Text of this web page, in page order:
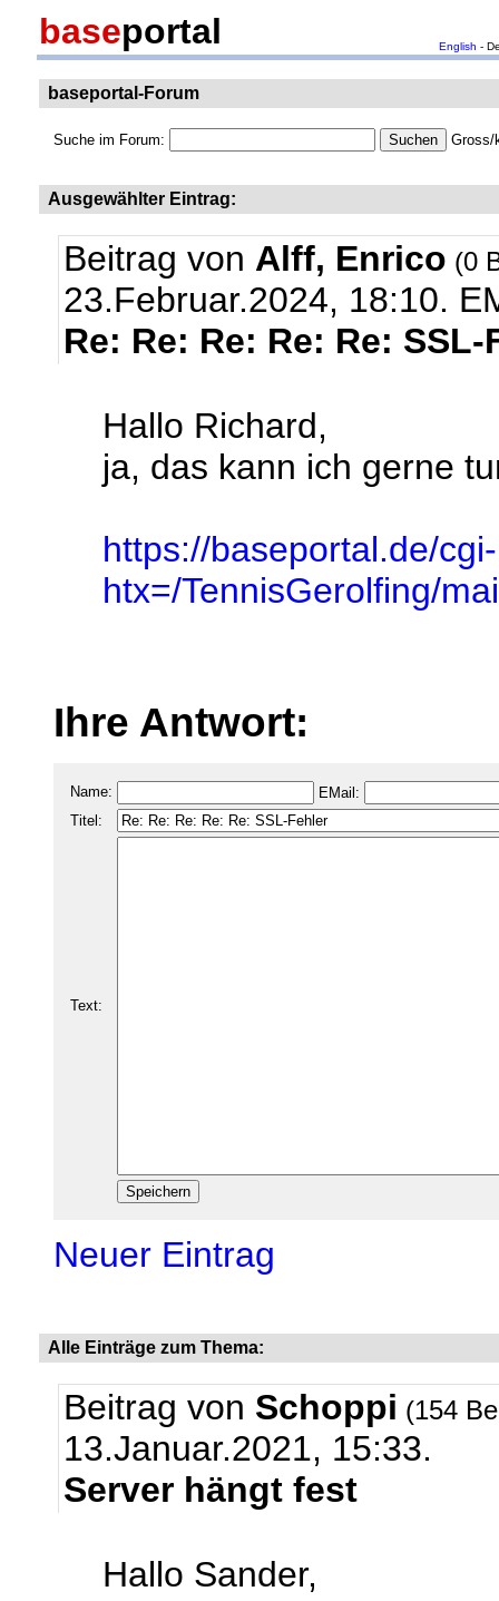
baseportal English -
baseportal-Forum
Suche im Forum: Gross/
Ausgewählter Eintrag:
Beitrag von Alff, Enrico (0
23.Februar.2024, 18:10.
Re: Re: Re: Re: Re: SSL-
Hallo Richard,
ja, das kann ich gerne
https://baseportal.de/
htx=/TennisGerolfing/
Ihre Antwort:
Name:
EMail:
Titel:
Text:
Neuer Eintrag
Alle Einträge zum Thema:
Beitrag von Schoppi (154
13.Januar.2021, 15:33.
Server hängt fest
Hallo Sander,